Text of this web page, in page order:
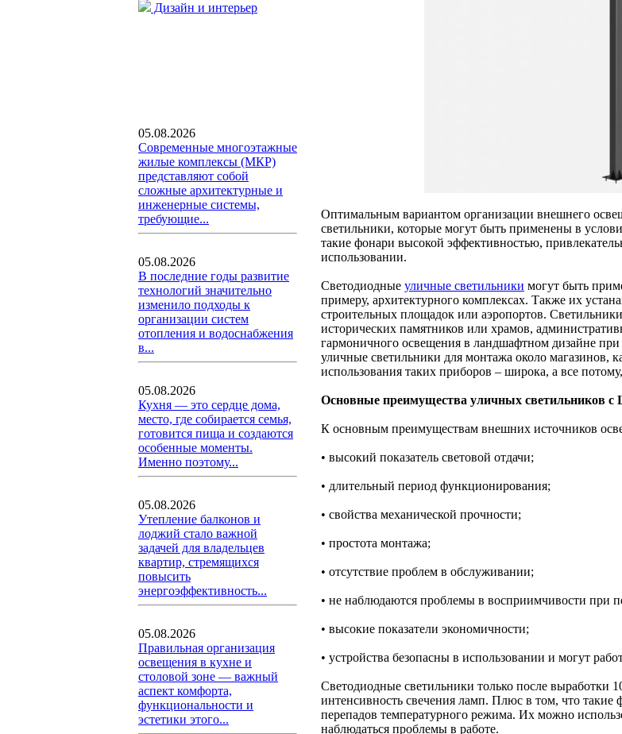
Дизайн и интерьер
05.08.2026
Современные многоэтажные
жилые комплексы (МКР)
представляют собой
сложные архитектурные и
инженерные системы,
требующие...
05.08.2026
В последние годы развитие
технологий значительно
изменило подходы к
организации систем
отопления и водоснабжения
в...
05.08.2026
Кухня — это сердце дома,
место, где собирается семья,
готовится пища и создаются
особенные моменты.
Именно поэтому...
05.08.2026
Утепление балконов и
лоджий стало важной
задачей для владельцев
квартир, стремящихся
повысить
энергоэффективность...
05.08.2026
Правильная организация
освещения в кухне и
столовой зоне — важный
аспект комфорта,
функциональности и
эстетики этого...
Оптимальным вариантом организации внешнего
светильники, которые могут быть применены в
такие фонари высокой эффективностью,
использовании.
Светодиодные уличные светильники могут быть
примеру, архитектурного комплексах. Также их
строительных площадок или аэропортов.
исторических памятников или храмов,
гармоничного освещения в ландшафтном дизайне
уличные светильники для монтажа около магазинов,
использования таких приборов – широка, а все
Основные преимущества уличных светильников с
К основным преимуществам внешних источников
• высокий показатель световой отдачи;
• длительный период функционирования;
• свойства механической прочности;
• простота монтажа;
• отсутствие проблем в обслуживании;
• не наблюдаются проблемы в восприимчивости при
• высокие показатели экономичности;
• устройства безопасны в использовании и могут
Светодиодные светильники только после выработки
интенсивность свечения ламп. Плюс в том, что такие
перепадов температурного режима. Их можно
наблюдаться проблемы в работе.